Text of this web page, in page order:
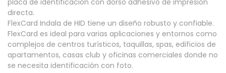
placa de identificación con dorso adhesivo de impresión
directa.
FlexCard Indala de HID tiene un diseño robusto y confiable.
FlexCard es ideal para varias aplicaciones y entornos como
complejos de centros turísticos, taquillas, spas, edificios de
apartamentos, casas club y oficinas comerciales donde no
se necesita identificación con foto.